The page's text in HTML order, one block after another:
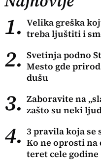
1. Velika greška
treba ljuštiti i
2. Svetinja podno
Mesto gde
dušu
3. Zaboravite na
zašto su neki
4. 3 pravila koja
Ko ne oprosti na
teret cele godine